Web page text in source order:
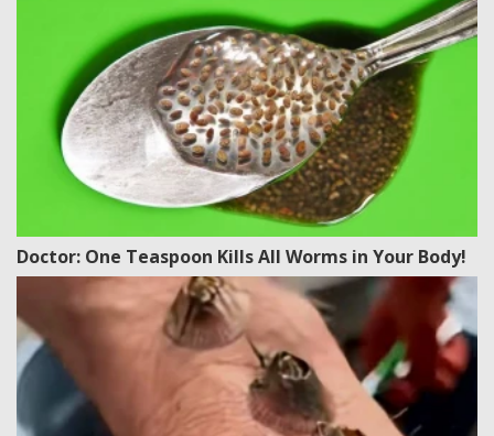
Doctor: One Teaspoon Kills All Worms in Your Body!